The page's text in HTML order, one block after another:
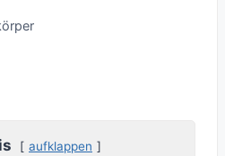
aufklappen